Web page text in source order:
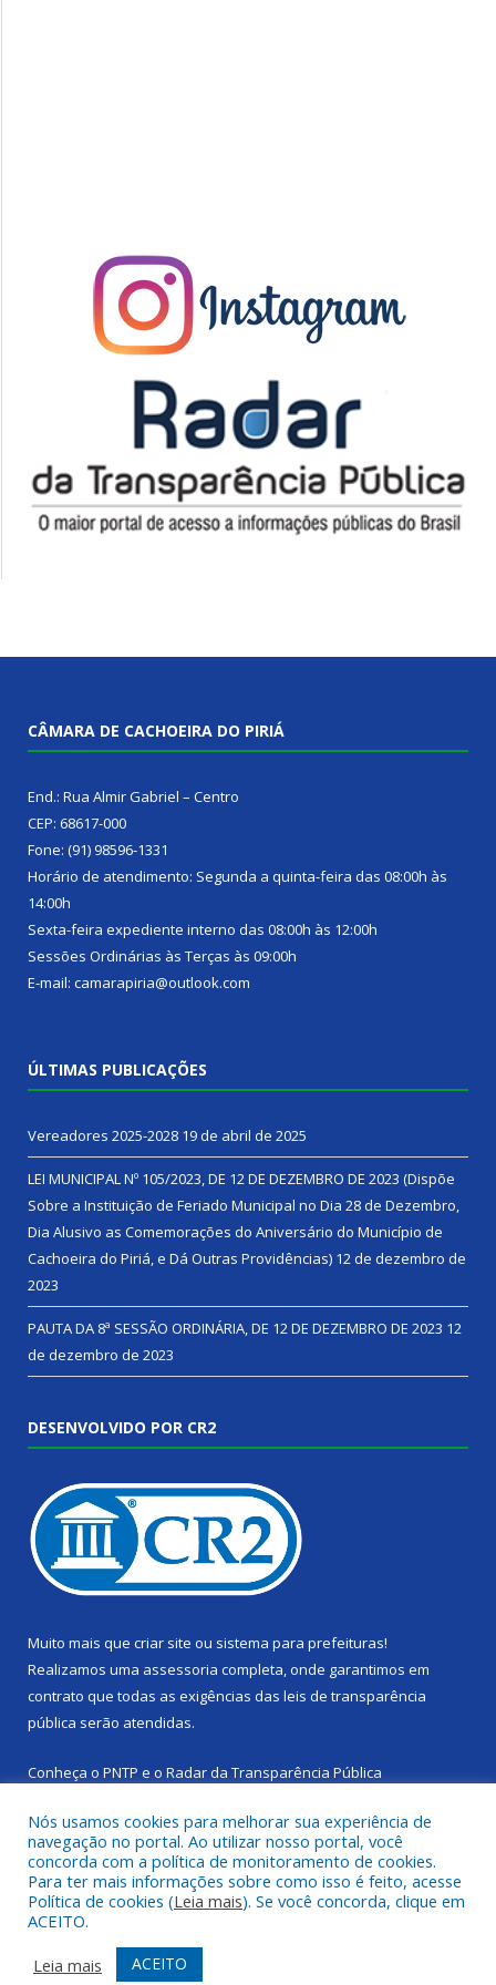
CÂMARA DE CACHOEIRA DO PIRIÁ
End.: Rua Almir Gabriel – Centro
CEP: 68617-000
Fone: (91) 98596-1331
Horário de atendimento: Segunda a quinta-feira das 08:00h às
14:00h
Sexta-feira expediente interno das 08:00h às 12:00h
Sessões Ordinárias às Terças às 09:00h
E-mail: camarapiria@outlook.com
ÚLTIMAS PUBLICAÇÕES
Vereadores 2025-2028 19 de abril de 2025
LEI MUNICIPAL Nº 105/2023, DE 12 DE DEZEMBRO DE 2023 (Dispõe
Sobre a Instituição de Feriado Municipal no Dia 28 de Dezembro,
Dia Alusivo as Comemorações do Aniversário do Município de
Cachoeira do Piriá, e Dá Outras Providências) 12 de dezembro de
2023
PAUTA DA 8ª SESSÃO ORDINÁRIA, DE 12 DE DEZEMBRO DE 2023 12
de dezembro de 2023
DESENVOLVIDO POR CR2
Muito mais que criar site ou sistema para prefeituras!
Realizamos uma assessoria completa, onde garantimos em
contrato que todas as exigências das leis de transparência
pública serão atendidas.
Conheça o PNTP e o Radar da Transparência Pública
Todos os direitos reservados a Câmara Municipal de Cachoeira
do Piriá.
Mapa do Site
Acessar Área Administrativa
Nós usamos cookies para melhorar sua experiência de
navegação no portal. Ao utilizar nosso portal, você
concorda com a política de monitoramento de cookies.
Para ter mais informações sobre como isso é feito, acesse
Política de cookies (Leia mais). Se você concorda, clique em
ACEITO.
Leia mais
ACEITO